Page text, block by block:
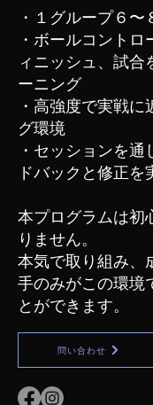
・１グループ６
・ボールコント
ィニッシュ、試
ーニング
・高強度で実戦
グ環境
・セッションを
ドバックと修正を
本プログラムは初
りません。
本気で取り組み、
手のみがこの環境
とができます。
問い合わせ